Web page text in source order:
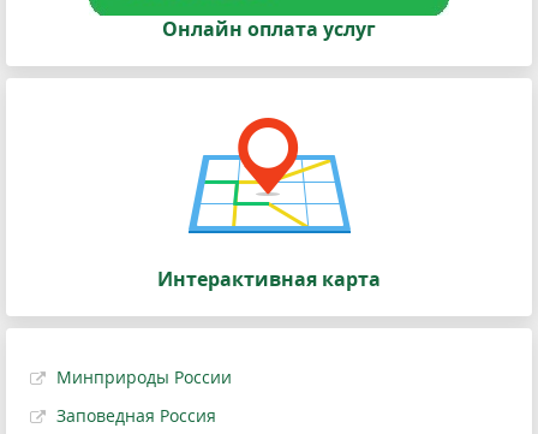
Онлайн оплата услуг
Интерактивная карта
Минприроды России
Заповедная Россия